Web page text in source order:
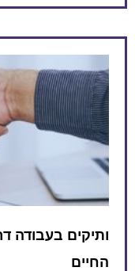
ותיקים בעבודה
החיים